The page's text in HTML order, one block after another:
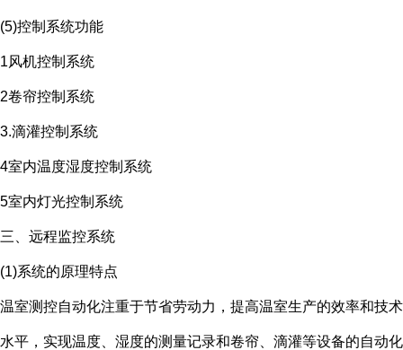
(5)控制系统功能
1风机控制系统
2卷帘控制系统
3.滴灌控制系统
4室内温度湿度控制系统
5室内灯光控制系统
三、远程监控系统
(1)系统的原理特点
温室测控自动化注重于节省劳动力，提高温室生产的效率和技术
水平，实现温度、湿度的测量记录和卷帘、滴灌等设备的自动化